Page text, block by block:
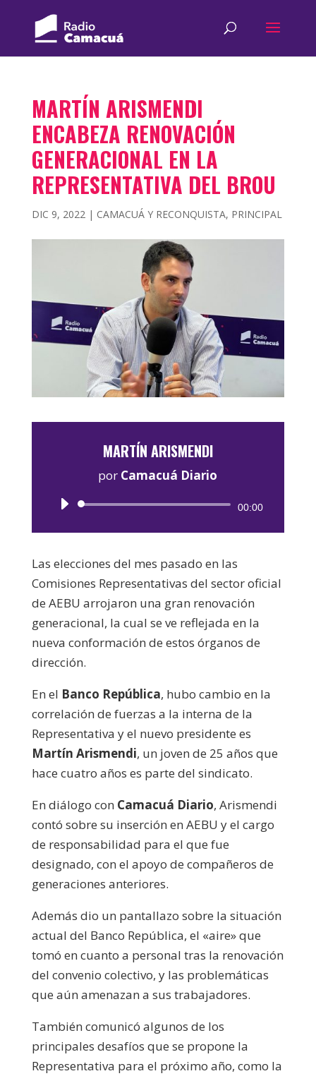
MARTÍN ARISMENDI
ENCABEZA RENOVACIÓN
GENERACIONAL EN LA
REPRESENTATIVA DEL BROU
DIC 9, 2022| CAMACUÁ Y RECONQUISTA, PRINCIPAL
MARTÍN ARISMENDI
por Camacuá Diario
Reproductor
00:00
Las elecciones del mes pasado en las
Comisiones Representativas del sector oficial
de AEBU arrojaron una gran renovación
generacional, la cual se ve reflejada en la
nueva conformación de estos órganos de
dirección.
En el Banco República, hubo cambio en la
correlación de fuerzas a la interna de la
Representativa y el nuevo presidente es
Martín Arismendi, un joven de 25 años que
hace cuatro años es parte del sindicato.
En diálogo con Camacuá Diario, Arismendi
contó sobre su inserción en AEBU y el cargo
de responsabilidad para el que fue
designado, con el apoyo de compañeros de
generaciones anteriores.
Además dio un pantallazo sobre la situación
actual del Banco República, el «aire» que
tomó en cuanto a personal tras la renovación
del convenio colectivo, y las problemáticas
que aún amenazan a sus trabajadores.
También comunicó algunos de los
principales desafíos que se propone la
Representativa para el próximo año, como la